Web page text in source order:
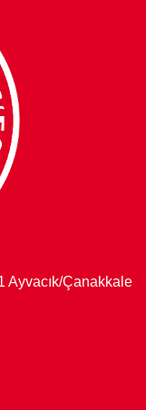
Ayvacık/Çanakkale